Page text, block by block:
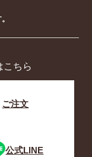
こちら
ご注文
公式LINE